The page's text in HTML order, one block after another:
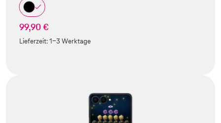
99,90 €
Lieferzeit:1-3 Werktage